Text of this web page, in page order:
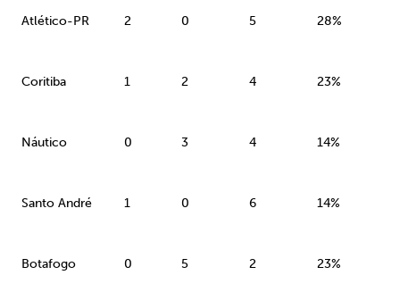
Atlético-PR 2 0 5 28%
Coritiba 1 2 4 23%
Náutico 0 3 4 14%
Santo André 1 0 6 14%
Botafogo 0 5 2 23%